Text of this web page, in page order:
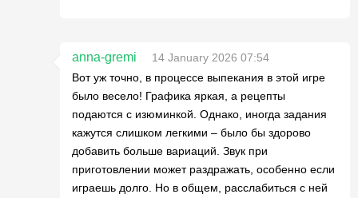
anna-gremi
14 January 2026 07:54
Вот уж точно, в процессе выпекания в этой игре
было весело! Графика яркая, а рецепты
подаются с изюминкой. Однако, иногда задания
кажутся слишком легкими – было бы здорово
добавить больше вариаций. Звук при
приготовлении может раздражать, особенно если
играешь долго. Но в общем, расслабиться с ней